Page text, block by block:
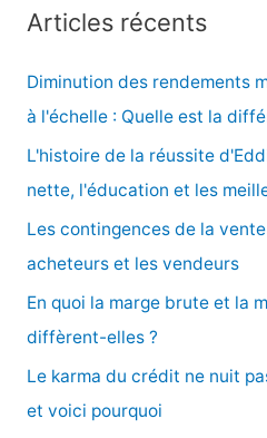
e
r
c
:
Articles récents
Diminution des rendements
à l'échelle : Quelle est la
L'histoire de la réussite
nette, l'éducation et les
Les contingences de la
acheteurs et les vendeurs
En quoi la marge brute et la
diffèrent-elles ?
Le karma du crédit ne nuit
et voici pourquoi